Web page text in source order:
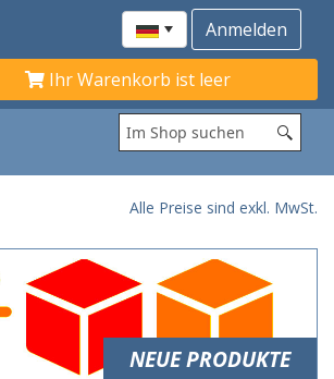
Ihr Warenkorb ist leer
Alle Preise sind exkl. MwSt.
NEUE PRODUKTE